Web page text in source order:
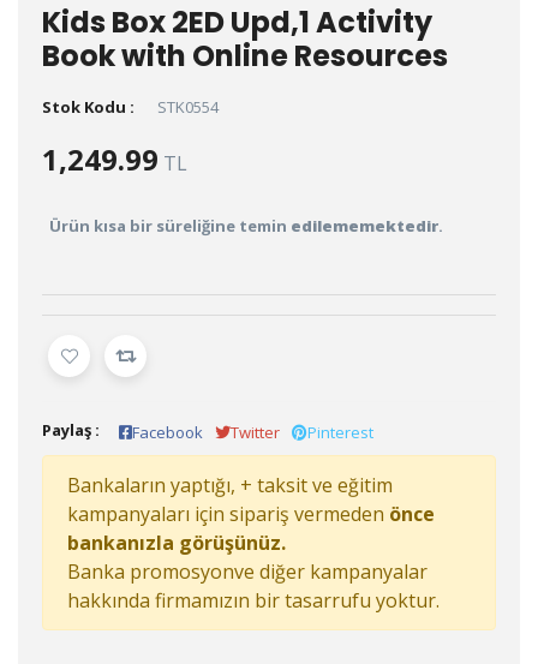
Kids Box 2ED Upd,1 Activity
Book with Online Resources
Stok Kodu : STK0554
1,249.99 TL
Ürün kısa bir süreliğine temin edilememektedir.
Paylaş : Facebook Twitter Pinterest
Bankaların yaptığı, + taksit ve eğitim
kampanyaları için sipariş vermeden önce
bankanızla görüşünüz.
Banka promosyonve diğer kampanyalar
hakkında firmamızın bir tasarrufu yoktur.